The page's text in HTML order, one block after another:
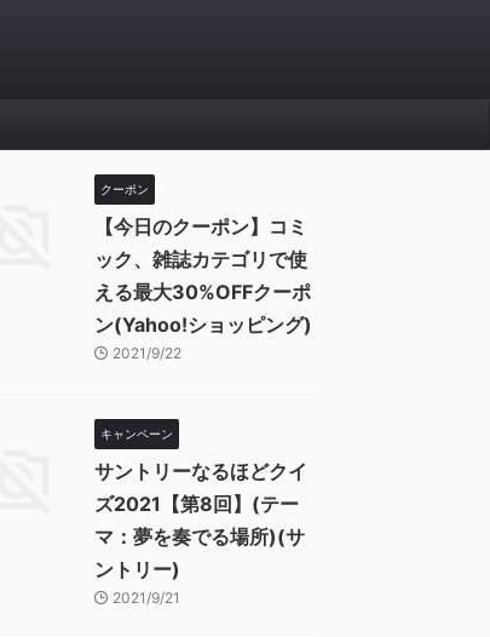
クーポン
【今日のクーポン】コミ
ック、雑誌カテゴリで使
える最大30%OFFクーポ
ン(Yahoo!ショッピング)
2021/9/22
キャンペーン
サントリーなるほどクイ
ズ2021【第8回】(テー
マ：夢を奏でる場所)(サ
ントリー)
2021/9/21